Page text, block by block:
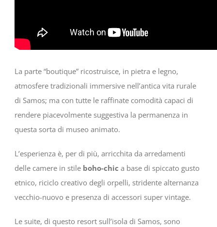
La parte “boutique” ricostruisce, in pietra e legno,
atmosfere tradizionali immersive nell’antica vita rurale
di Samos; ma con tutte le raffinate comodità capaci di
rendere piacevolmente suggestiva la permanenza in
questa sorta di museo animato.
L’esperienza è, per di più, arricchita da arredamenti
delle camere in stile boho-chic a base di spiccato gusto
etnico, riciclo creativo degli orpelli, stridente alternanza
vecchio-nuovo e presenza di accessori super vintage.
Le suite, di questo resort sull’isola di Samos, sono